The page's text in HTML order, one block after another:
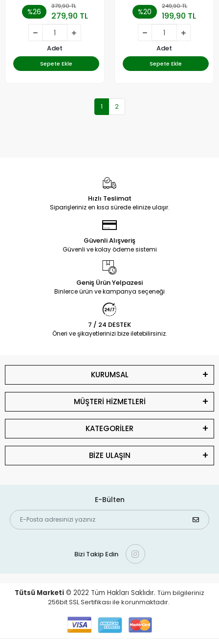
%26
379,90 TL
279,90 TL
Adet
Sepete Ekle
%20
249,90 TL
199,90 TL
Adet
Sepete Ekle
1 2
Hızlı Teslimat
Siparişleriniz en kısa sürede elinize ulaşır.
Güvenli Alışveriş
Güvenli ve kolay ödeme sistemi
Geniş Ürün Yelpazesi
Binlerce ürün ve kampanya seçeneği
7 / 24 DESTEK
Öneri ve şikayetlerinizi bize iletebilirsiniz.
KURUMSAL
MÜŞTERİ HİZMETLERİ
KATEGORİLER
BİZE ULAŞIN
E-Bülten
Bizi Takip Edin
Tütsü Marketi © 2022 Tüm Hakları Saklıdır. Tüm bilgileriniz
256bit SSL Sertifikası ile korunmaktadır.